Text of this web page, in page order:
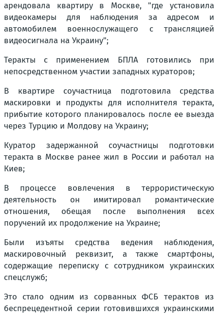
арендовала квартиру в Москве, "где установила
видеокамеры для наблюдения за адресом и
автомобилем военнослужащего с трансляцией
видеосигнала на Украину";
Теракты с применением БПЛА готовились при
непосредственном участии западных кураторов;
В квартире соучастница подготовила средства
маскировки и продукты для исполнителя теракта,
прибытие которого планировалось после ее выезда
через Турцию и Молдову на Украину;
Куратор задержанной соучастницы подготовки
теракта в Москве ранее жил в России и работал на
Киев;
В процессе вовлечения в террористическую
деятельность он имитировал романтические
отношения, обещая после выполнения всех
поручений их продолжение на Украине;
Были изъяты средства ведения наблюдения,
маскировочный реквизит, а также смартфоны,
содержащие переписку с сотрудником украинских
спецслужб;
Это стало одним из сорванных ФСБ терактов из
беспрецедентной серии готовившихся украинскими